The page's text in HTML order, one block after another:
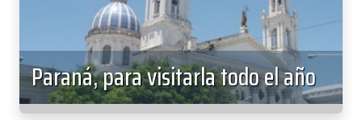
Paraná, para visitarla todo el año